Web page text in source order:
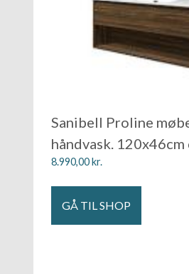
Sanibell Proline
håndvask. 120x46cm
8.990,00kr.
GÅ TIL SHOP